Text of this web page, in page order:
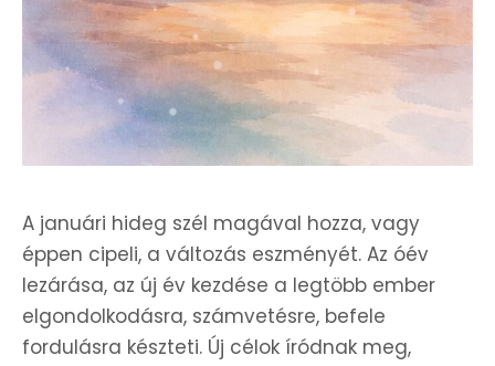
A januári hideg szél magával hozza, vagy
éppen cipeli, a változás eszményét. Az óév
lezárása, az új év kezdése a legtöbb ember
elgondolkodásra, számvetésre, befele
fordulásra készteti. Új célok íródnak meg,